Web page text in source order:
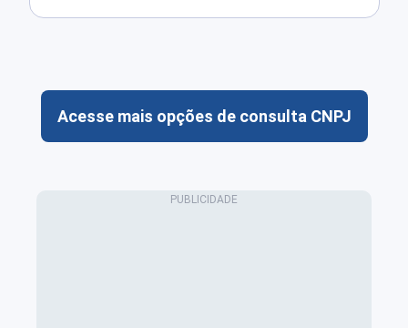
Acesse mais opções de consulta CNPJ